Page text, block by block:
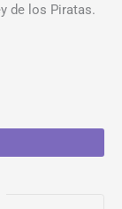
de los Piratas.